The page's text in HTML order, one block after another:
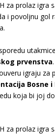
za prolaz igra
i povoljnu gol
prvenstva
igraju za
Bosne i
koja bi joj
za prolaz igra